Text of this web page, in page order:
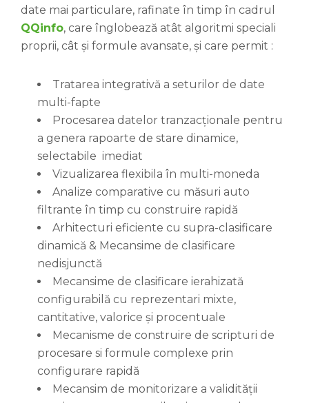
date mai particulare, rafinate în timp în cadrul
QQinfo, care înglobează atât algoritmi speciali
proprii, cât și formule avansate, și care permit :
Tratarea integrativă a seturilor de date
multi-fapte
Procesarea datelor tranzacționale pentru
a genera rapoarte de stare dinamice,
selectabile imediat
Vizualizarea flexibila în multi-moneda
Analize comparative cu măsuri auto
filtrante în timp cu construire rapidă
Arhitecturi eficiente cu supra-clasificare
dinamică & Mecansime de clasificare
nedisjunctă
Mecansime de clasificare ierahizată
configurabilă cu reprezentari mixte,
cantitative, valorice și procentuale
Mecanisme de construire de scripturi de
procesare si formule complexe prin
configurare rapidă
Mecansim de monitorizare a validității